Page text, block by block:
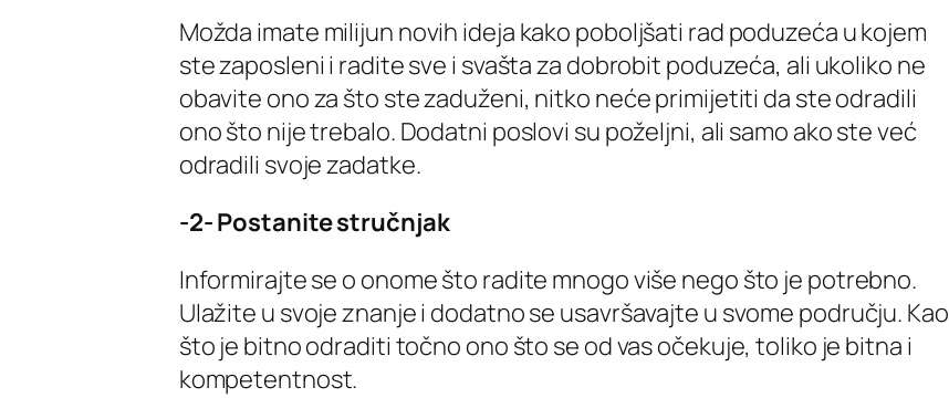
Možda imate milijun novih ideja kako poboljšati rad poduzeća u kojem
ste zaposleni i radite sve i svašta za dobrobit poduzeća, ali ukoliko ne
obavite ono za što ste zaduženi, nitko neće primijetiti da ste odradili
ono što nije trebalo. Dodatni poslovi su poželjni, ali samo ako ste već
odradili svoje zadatke.
-2- Postanite stručnjak
Informirajte se o onome što radite mnogo više nego što je potrebno.
Ulažite u svoje znanje i dodatno se usavršavajte u svome području. Kao
što je bitno odraditi točno ono što se od vas očekuje, toliko je bitna i
kompetentnost.